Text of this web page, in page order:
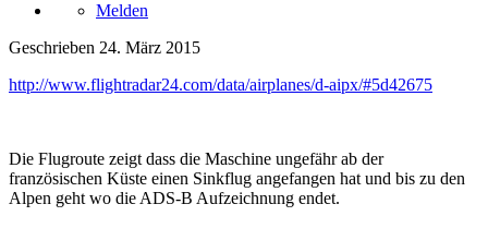
Melden
Geschrieben 24. März 2015
http://www.flightradar24.com/data/airplanes/d-aipx/#5d42675
Die Flugroute zeigt dass die Maschine ungefähr ab der
französischen Küste einen Sinkflug angefangen hat und bis zu den
Alpen geht wo die ADS-B Aufzeichnung endet.